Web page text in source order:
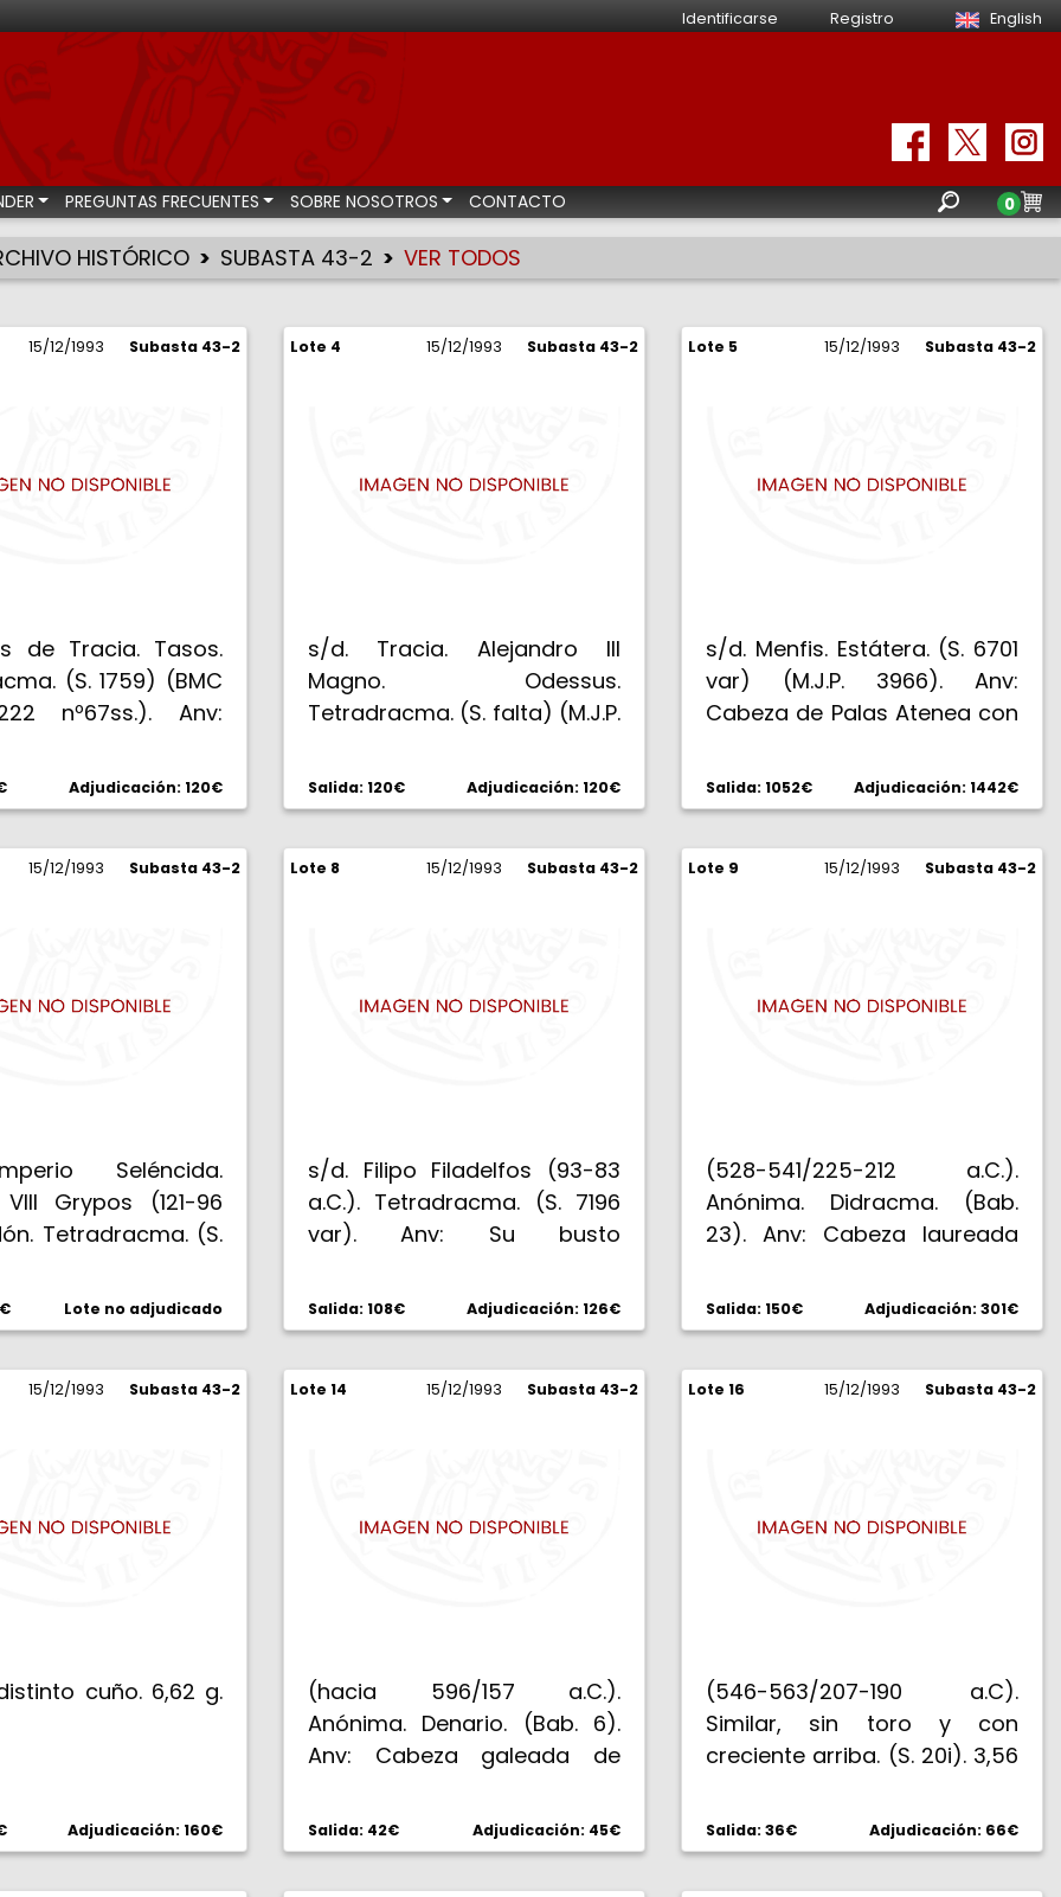
Identificarse Registro English
numismáticas
PREGUNTAS FRECUENTES SOBRE NOSOTROS CONTACTO 0
HISTÓRICO SUBASTA 43-2 VER TODOS
15/12/1993 Subasta 43-2
de Tracia. Tasos.
(S. 1759) (BMC
nº67ss.). Anv:
y coronada de
HRAKLEOUS
QASIWN. Heracles
en pie a izquierda
Adjudicación: 120€
Lote 4 15/12/1993 Subasta 43-2
s/d. Tracia. Alejandro III
Magno. Odessus.
Tetradracma. (S. falta) (M.J.P.
Hércules joven con la piel de
león. Rev: BASILEWS
ALECANDROU. Zeus sentado a
izquierda con águila y cetro,
Salida: 120€ Adjudicación: 120€
Lote 5 15/12/1993 Subasta 43-2
s/d. Menfis. Estátera. (S. 6701
var) (M.J.P. 3966). Anv:
Cabeza de Palas Atenea con
empenachado y decorado
por una serpiente. Rev:
(A)LEXANDR(OY). Victoria a
izquierda con láurea y mastil
Salida: 1052€ Adjudicación: 1442€
15/12/1993 Subasta 43-2
Seléncida.
Grypos (121-96
Tetradracma. (S.
diademada
de collar. Rev:
ANTIOCOU
Zeus en pie a
drecha N, todo en
Lote no adjudicado
Lote 8 15/12/1993 Subasta 43-2
s/d. Filipo Filadelfos (93-83
a.C.). Tetradracma. (S. 7196
var). Anv: Su busto
FILIPPOU EPIFANOUS
FILADELFOU. Zeus en trono a
izquierda, sosteniendo
Victoria y cetro, en el campo,
Salida: 108€ Adjudicación: 126€
Lote 9 15/12/1993 Subasta 43-2
(528-541/225-212 a.C.).
Anónima. Didracma. (Bab.
23). Anv: Cabeza laureada
(en letras incusas sobre
cartela rectangular sólida).
Júpiter lanzando el rayo y
portando cetro, en cuadriga
(EBC+).
Salida: 150€ Adjudicación: 301€
15/12/1993 Subasta 43-2
cuño. 6,62 g.
Adjudicación: 160€
Lote 14 15/12/1993 Subasta 43-2
(hacia 596/157 a.C.).
Anónima. Denario. (Bab. 6).
Anv: Cabeza galeada de
Victoria en biga al galope.
3,88 g. EBC.
Salida: 42€ Adjudicación: 45€
Lote 16 15/12/1993 Subasta 43-2
(546-563/207-190 a.C).
Similar, sin toro y con
creciente arriba. (S. 20i). 3,56
Salida: 36€ Adjudicación: 66€